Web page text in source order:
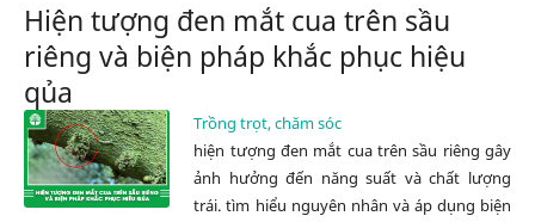
Hiện tượng đen mắt cua trên sầu
riêng và biện pháp khắc phục hiệu
qủa
Trồng trọt, chăm sóc
hiện tượng đen mắt cua trên sầu riêng gây
ảnh hưởng đến năng suất và chất lượng
trái. tìm hiểu nguyên nhân và áp dụng biện